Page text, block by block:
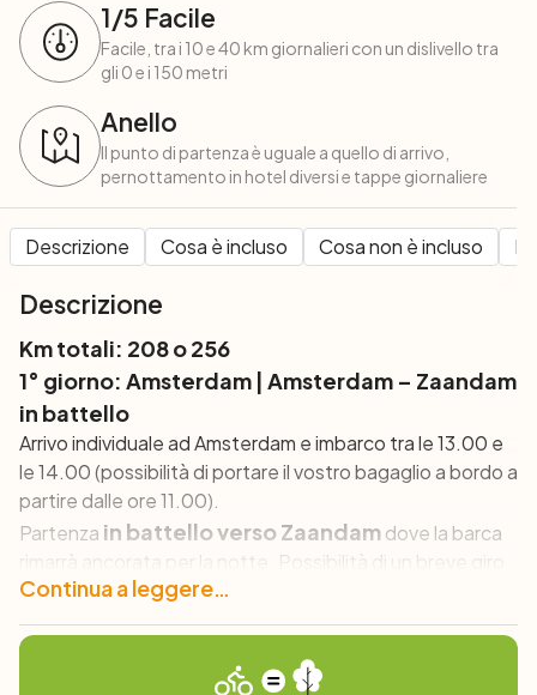
1/5 Facile
Facile, tra i 10 e 40 km giornalieri con un dislivello tra
gli 0 e i 150 metri
Anello
Il punto di partenza è uguale a quello di arrivo,
pernottamento in hotel diversi e tappe giornaliere
Descrizione Cosa è incluso Cosa non è incluso
Descrizione
Km totali: 208 o 256
1° giorno: Amsterdam | Amsterdam – Zaandam
in battello
Arrivo individuale ad Amsterdam e imbarco tra le 13.00 e
le 14.00 (possibilità di portare il vostro bagaglio a bordo a
partire dalle ore 11.00).
Partenza in battello verso Zaandamdove la barca
rimarrà ancorata per la notte. Possibilità di un breve giro
per provare le bici noleggiate.
In serata non perdete l’occasione di una passeggiata in
questa vivace e ospitale cittadina appena fuori
Continua a leggere…